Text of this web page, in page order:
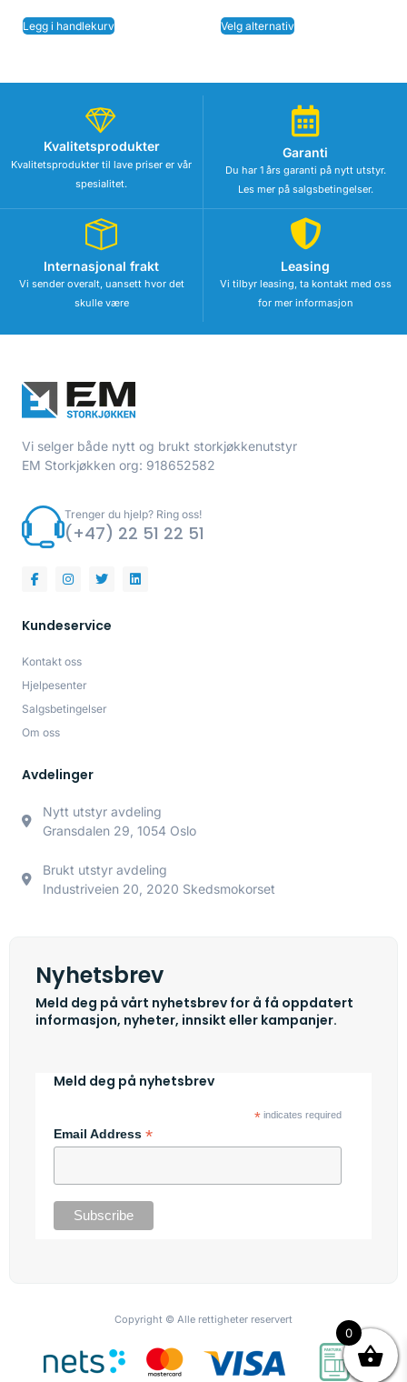
Legg i handlekurv Velg alternativ
Kvalitetsprodukter
Kvalitetsprodukter til lave priser er vår
spesialitet.
Garanti
Du har 1 års garanti på nytt utstyr.
Les mer på salgsbetingelser.
Internasjonal frakt
Vi sender overalt, uansett hvor det
skulle være
Leasing
Vi tilbyr leasing, ta kontakt med oss
for mer informasjon
Vi selger både nytt og brukt storkjøkkenutstyr
EM Storkjøkken org: 918652582
Trenger du hjelp? Ring oss!
(+47) 22 51 22 51
Kundeservice
Kontakt oss
Hjelpesenter
Salgsbetingelser
Om oss
Avdelinger
Nytt utstyr avdeling
Gransdalen 29, 1054 Oslo
Brukt utstyr avdeling
Industriveien 20, 2020 Skedsmokorset
Nyhetsbrev
Meld deg på vårt nyhetsbrev for å få oppdatert
informasjon, nyheter, innsikt eller kampanjer.
Meld deg på nyhetsbrev
*indicates required
Email Address *
Copyright © Alle rettigheter reservert
0